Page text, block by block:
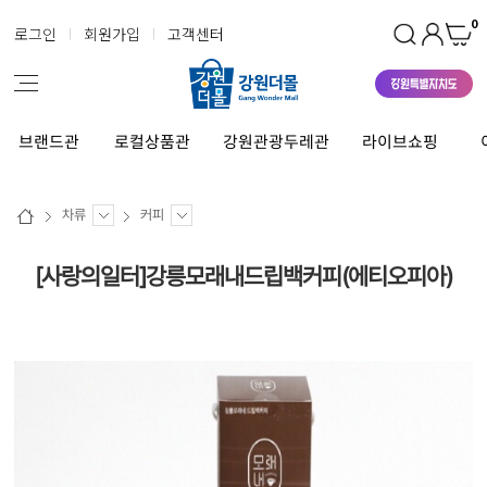
로그인 회원가입 고객센터 0
브랜드관 로컬상품관 강원관광두레관 라이브쇼핑
차류 커피
[사랑의일터]강릉모래내드립백커피(에티오피아)